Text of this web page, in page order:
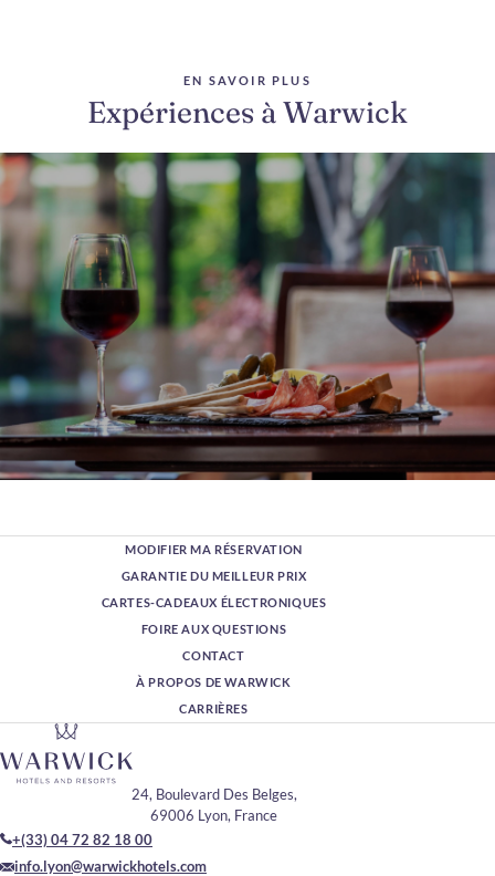
EN SAVOIR PLUS
Expériences à Warwick
MODIFIER MA RÉSERVATION
GARANTIE DU MEILLEUR PRIX
CARTES-CADEAUX ÉLECTRONIQUES
FOIRE AUX QUESTIONS
CONTACT
À PROPOS DE WARWICK
CARRIÈRES
24, Boulevard Des Belges,
69006 Lyon, France
+(33) 04 72 82 18 00
info.lyon@warwickhotels.com